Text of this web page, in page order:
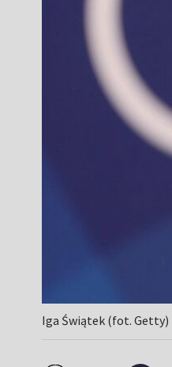
Iga Świątek (fot. Getty)